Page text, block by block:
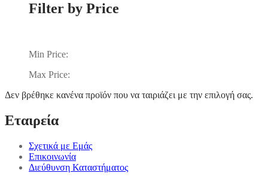
Filter by Price
Min Price:
Max Price:
Δεν βρέθηκε κανένα προϊόν που να ταιριάζει με την επιλογή σας.
Εταιρεία
Σχετικά με Εμάς
Επικοινωνία
Διεύθυνση Καταστήματος